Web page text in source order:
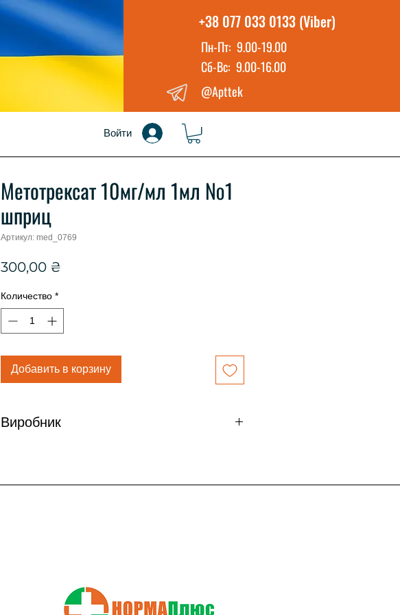
+38 077 033 0133 (Viber)
Пн-Пт: 9.00-19.00
Сб-Вс: 9.00-16.00
@Apttek
Войти
Метотрексат 10мг/мл 1мл №1
шприц
Артикул: med_0769
300,00 ₴
Количество *
Добавить в корзину
Виробник